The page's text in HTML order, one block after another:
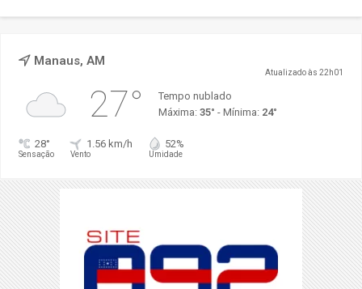
Manaus, AM
Atualizado às 22h01
27°
Tempo nublado
Máxima: 35° - Mínima: 24°
28°
Sensação
1.56 km/h
Vento
52%
Umidade